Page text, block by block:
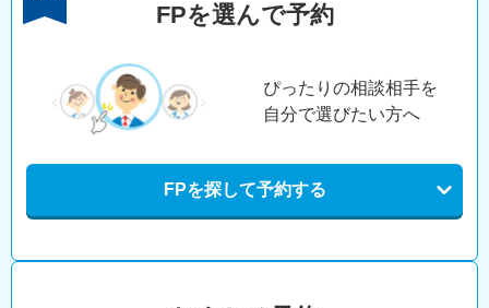
FPを選んで予約
ぴったりの相談相手を
自分で選びたい方へ
FPを探して予約する